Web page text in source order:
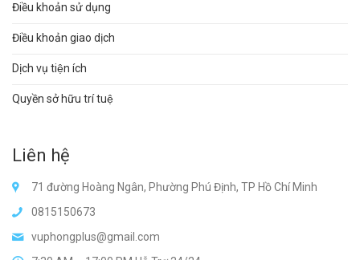
Điều khoản sử dụng
Điều khoản giao dịch
Dịch vụ tiện ích
Quyền sở hữu trí tuệ
Liên hệ
71 đường Hoàng Ngân, Phường Phú Định, TP Hồ Chí Minh
0815150673
vuphongplus@gmail.com